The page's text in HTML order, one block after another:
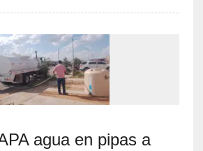
agua en pipas a